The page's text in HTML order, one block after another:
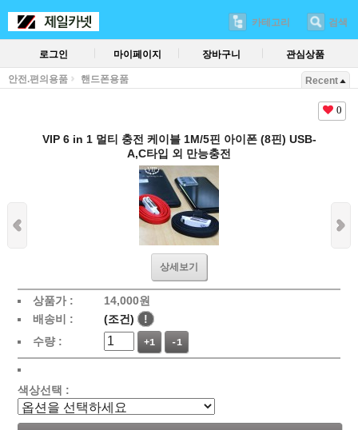
카테고리 검색
로그인 마이페이지 장바구니 관심상품
안전.편의용품 핸드폰용품 Recent
0
VIP 6 in 1 멀티 충전 케이블 1M/5핀 아이폰 (8핀) USB-
A,C타입 외 만능충전
상세보기
상품가 : 14,000원
배송비 :
(조건)
!
수량 :
+1 -1
색상선택 :